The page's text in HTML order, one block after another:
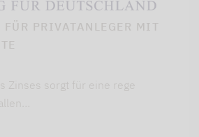
FÜR PRIVATANLEGER MIT
Zinses sorgt für eine rege